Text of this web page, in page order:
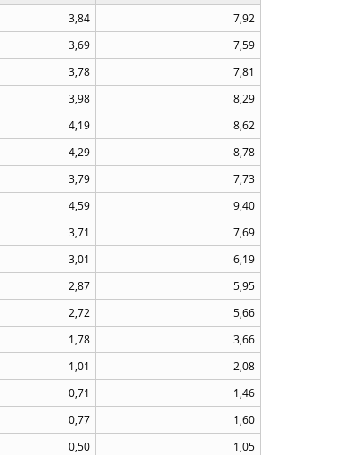
3,84
7,92
3,69
7,59
3,78
7,81
3,98
8,29
4,19
8,62
4,29
8,78
3,79
7,73
4,59
9,40
3,71
7,69
3,01
6,19
2,87
5,95
2,72
5,66
1,78
3,66
1,01
2,08
0,71
1,46
0,77
1,60
0,50
1,05